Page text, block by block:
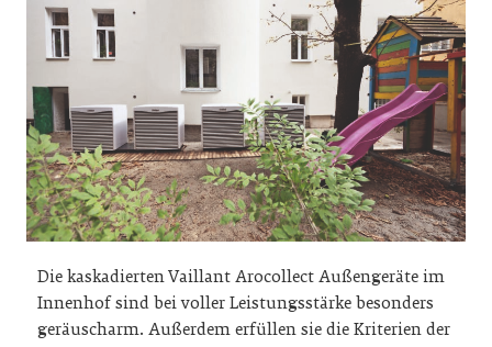
Die kaskadierten Vaillant Arocollect Außengeräte im
Innenhof sind bei voller Leistungsstärke besonders
geräuscharm. Außerdem erfüllen sie die Kriterien der